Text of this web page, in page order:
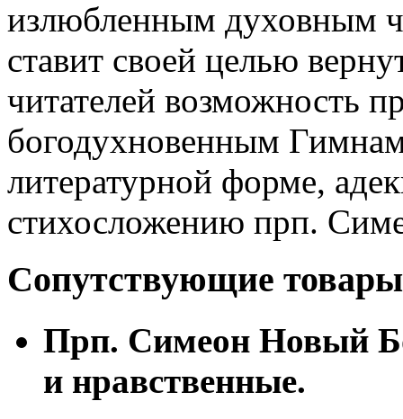
излюбленным духовным
ставит своей целью
читателей возможность
богодухновенным
литературной форме,
стихосложению прп.
Сопутствующие товары
Прп. Симеон Новый
и нравственные.